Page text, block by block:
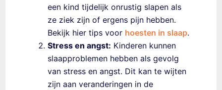
een kind tijdelijk onrustig slapen als
ze ziek zijn of ergens pijn hebben.
Bekijk hier tips voor hoesten in slaap.
Stress en angst: Kinderen kunnen
slaapproblemen hebben als gevolg
van stress en angst. Dit kan te wijten
zijn aan veranderingen in de